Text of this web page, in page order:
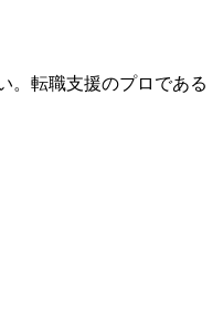
。転職支援のプロである